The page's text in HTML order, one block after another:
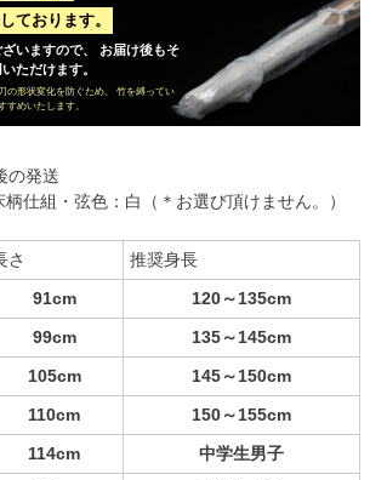
ております。
いますので、 お届け後もそ
ただけます。
の形状変化を防ぐため、 竹を縛ってい
すめいたします。
の発送
柄仕組・弦色：白（＊お選び頂けません。）
さ
推奨身長
91cm
120～135cm
99cm
135～145cm
105cm
145～150cm
110cm
150～155cm
114cm
中学生男子